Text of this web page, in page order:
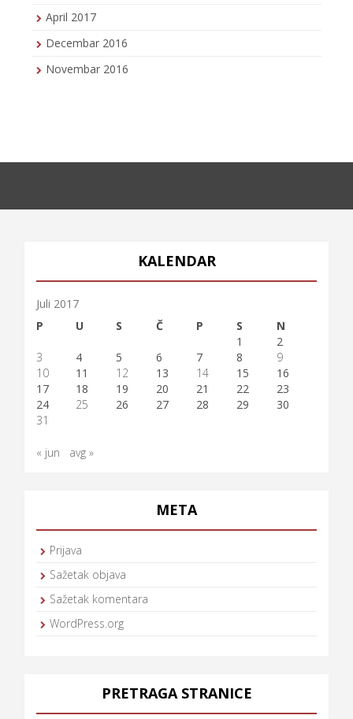
April 2017
Decembar 2016
Novembar 2016
KALENDAR
Juli 2017
P
U S Č P S
N
1
2
3
4 5 6 7 8
9
10
11 12 13 14 15
16
17
18 19 20 21 22
23
24
25 26 27 28 29
30
31
« jun avg »
META
Prijava
Sažetak objava
Sažetak komentara
WordPress.org
PRETRAGA STRANICE